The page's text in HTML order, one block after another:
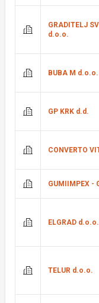
GRADITELJ
d.o.o.
BUBA M d.o.o.
GP KRK d.d.
CONVERTO
GUMIIMPEX -
ELGRAD d.o.o.
TELUR d.o.o.